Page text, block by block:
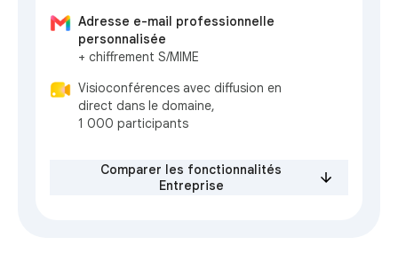
Adresse e-mail professionnelle
personnalisée
+ chiffrement S/MIME
Visioconférences avec diffusion en
direct dans le domaine,
1 000 participants
Comparer les fonctionnalités
Entreprise